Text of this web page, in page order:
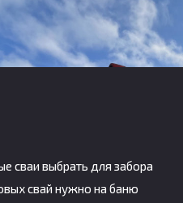
сваи выбрать для забора
свай нужно на баню